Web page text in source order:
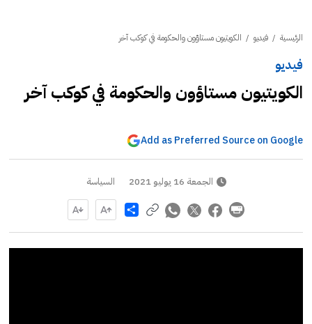
الرئيسية / فيديو / الكويتيون مستاؤون والحكومة في كوكب آخر
فيديو
الكويتيون مستاؤون والحكومة في كوكب آخر
Add as Preferred Source on Google
الجمعة 16 يوليو 2021 السياسة
Share